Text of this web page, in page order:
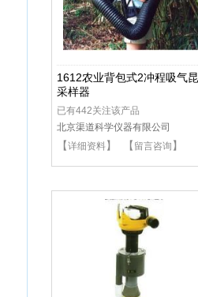
1612农业背包式2冲程吸气
采样器
已有442关注该产品
北京渠道科学仪器有限公司
【详细资料】 【 留言咨询 】